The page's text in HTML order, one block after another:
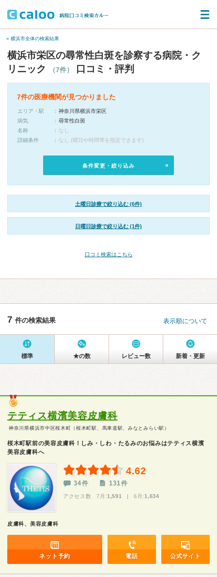
« 横浜市全体の検索結果
横浜市栄区の尋常性白斑を診察する病院・ク
リニック
（7件） 口コミ・評判
7件の医療機関が見つかりました
エリア・駅
神奈川県横浜市栄区
病気
尋常性白斑
名称
なし
詳細条件
なし (曜日や時間帯を指定できます)
条件変更・絞り込み
土曜日診療で絞り込む (6件)
日曜日診療で絞り込む (1件)
口コミ検索はこちら
7 件の検索結果 表示順について
標準 ★の数 レビュー数 新着・更新
テティス横濱美容皮膚科
神奈川県横浜市中区桜木町（桜木町駅、馬車道駅、みなとみらい駅）
桜木町駅前の美容皮膚科！しみ・しわ・たるみのお悩みはテティス横濱
美容皮膚科へ
4.62
34件 131件
アクセス数 7月: 1,591 | 6月: 1,634
皮膚科、美容皮膚科
ネット予約 電話 公式サイト